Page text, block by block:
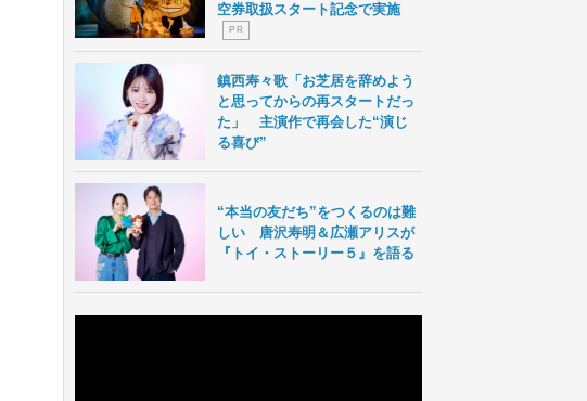
空券取扱スタート記念で実施
P R
鎮西寿々歌「お芝居を辞めよう
と思ってからの再スタートだっ
た」 主演作で再会した“演じ
る喜び”
“本当の友だち”をつくるのは難
しい 唐沢寿明＆広瀬アリスが
『トイ・ストーリー５』を語る